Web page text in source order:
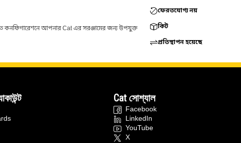
কনফিগারেশনে আপনার Cat এর সরঞ্জামের জন্য উপযুক্ত
ফেরতযোগ্য নয়
কিট
প্রতিস্থাপন হয়েছে
Cat সোশ্যাল
Facebook
LinkedIn
YouTube
X